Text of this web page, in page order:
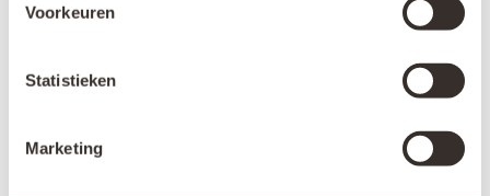
Voorkeuren
Statistieken
Marketing